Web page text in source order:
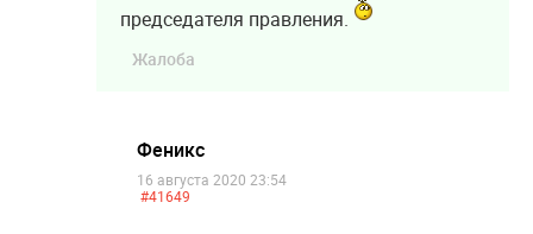
председателя правления.
Жалоба
Феникс
16 августа 2020 23:54
#41649